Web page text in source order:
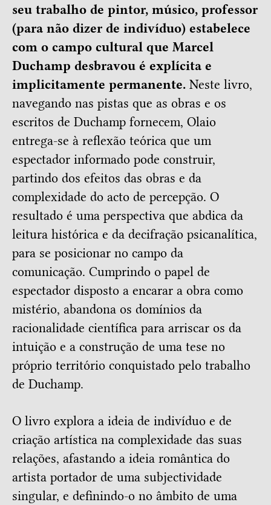
seu trabalho de pintor, músico, professor
(para não dizer de indivíduo) estabelece
com o campo cultural que Marcel
Duchamp desbravou é explícita e
implicitamente permanente. Neste livro,
navegando nas pistas que as obras e os
escritos de Duchamp fornecem, Olaio
entrega-se à reflexão teórica que um
espectador informado pode construir,
partindo dos efeitos das obras e da
complexidade do acto de percepção. O
resultado é uma perspectiva que abdica da
leitura histórica e da decifração psicanalítica,
para se posicionar no campo da
comunicação. Cumprindo o papel de
espectador disposto a encarar a obra como
mistério, abandona os domínios da
racionalidade científica para arriscar os da
intuição e a construção de uma tese no
próprio território conquistado pelo trabalho
de Duchamp.
O livro explora a ideia de indivíduo e de
criação artística na complexidade das suas
relações, afastando a ideia romântica do
artista portador de uma subjectividade
singular, e definindo-o no âmbito de uma